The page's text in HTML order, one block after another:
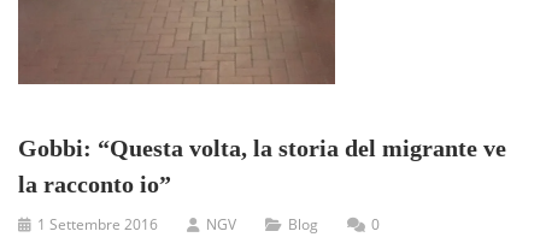
Gobbi: “Questa volta, la storia del migrante ve
la racconto io”
1 Settembre 2016 NGV Blog 0